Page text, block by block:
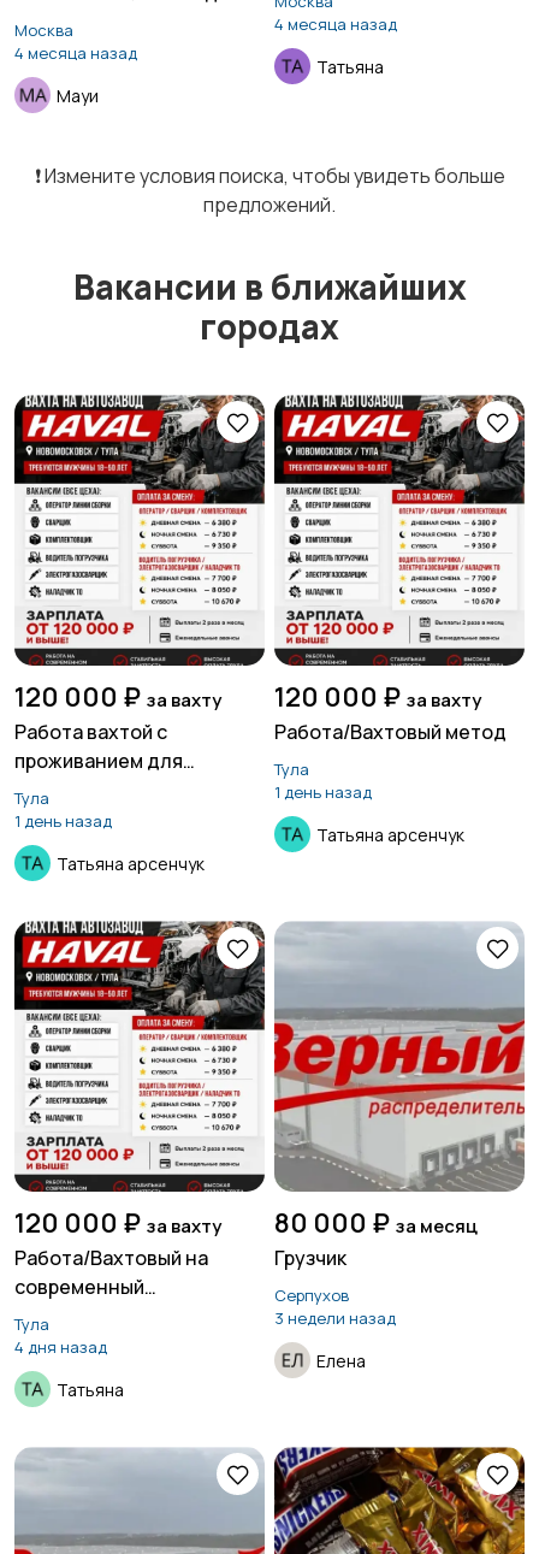
000
Москва
4 месяца назад
Мауи
4 месяца назад
Татьяна
❗️ Измените условия поиска, чтобы увидеть больше
предложений.
Вакансии в ближайших
городах
120 000 ₽ за вахту
Работа вахтой с
проживанием для
женщин, для мужчин
Тула
1 день назад
Татьяна арсенчук
120 000 ₽ за вахту
Работа/Вахтовый метод
Тула
1 день назад
Татьяна арсенчук
120 000 ₽ за вахту
Работа/Вахтовый на
современный
автомобильный завод
Тула
4 дня назад
Татьяна
80 000 ₽ за месяц
Грузчик
Серпухов
3 недели назад
Елена